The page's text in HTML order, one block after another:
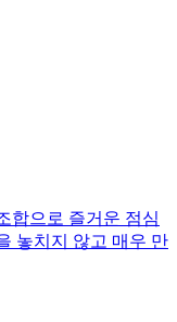
합으로 즐거운 점심
놓치지 않고 매우 만